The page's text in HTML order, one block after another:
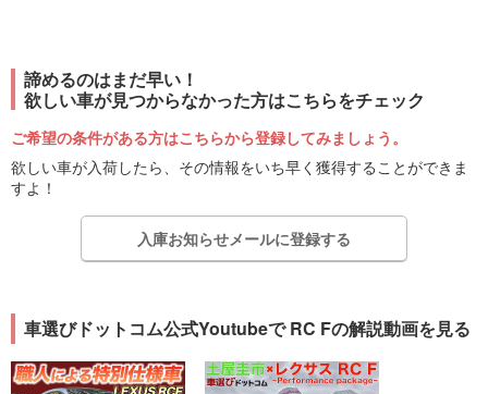
諦めるのはまだ早い！
欲しい車が見つからなかった方はこちらをチェック
ご希望の条件がある方はこちらから登録してみましょう。
欲しい車が入荷したら、その情報をいち早く獲得することができま
すよ！
入庫お知らせメールに登録する
車選びドットコム公式Youtubeで RC Fの解説動画を見る